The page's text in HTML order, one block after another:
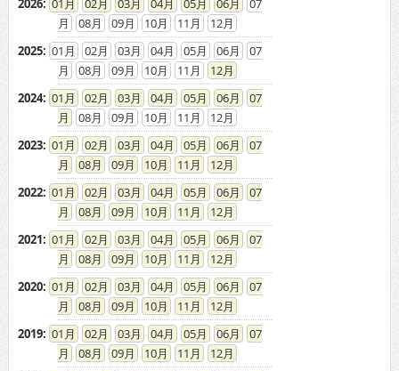
08
09 10 11
12
2025: 01 02 03 04 05 06
07
08
09 10 11
12
2024: 01 02 03 04 05 06
07
08
09 10 11
12
2023: 01 02 03 04 05 06
07
08
09 10 11
12
2022: 01 02 03 04 05 06
07
08
09 10 11
12
2021: 01 02 03 04 05 06
07
08
09 10 11
12
2020: 01 02 03 04 05 06
07
08
09 10 11
12
2019: 01 02 03 04 05 06
07
08
09 10 11
12